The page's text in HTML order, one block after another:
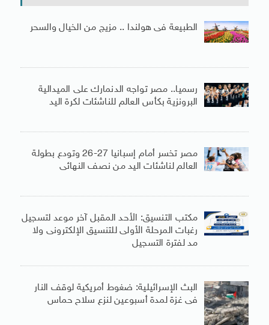
الطبيعة فى هولندا .. مزيج من الخيال والسحر
رسميا.. مصر تواجه الدنمارك على الميدالية
البرونزية بكأس العالم للناشئات لكرة اليد
مصر تخسر أمام إسبانيا 27-26 وتودع بطولة
العالم لناشئات اليد من نصف النهائى
مكتب التنسيق: الأحد المقبل آخر موعد لتسجيل
رغبات المرحلة الأولى للتنسيق الإلكترونى ولا
مد لفترة التسجيل
البث الإسرائيلية: ضغوط أمريكية لوقف النار
فى غزة لمدة أسبوعين لنزع سلاح حماس